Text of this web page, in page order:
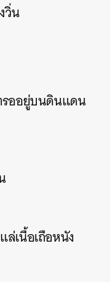
วิ่น
รออยู่บนดินแดน
เนื้อเถือหนัง